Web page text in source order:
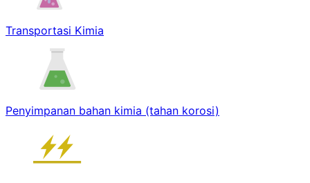
Transportasi Kimia
Penyimpanan bahan kimia (tahan korosi)